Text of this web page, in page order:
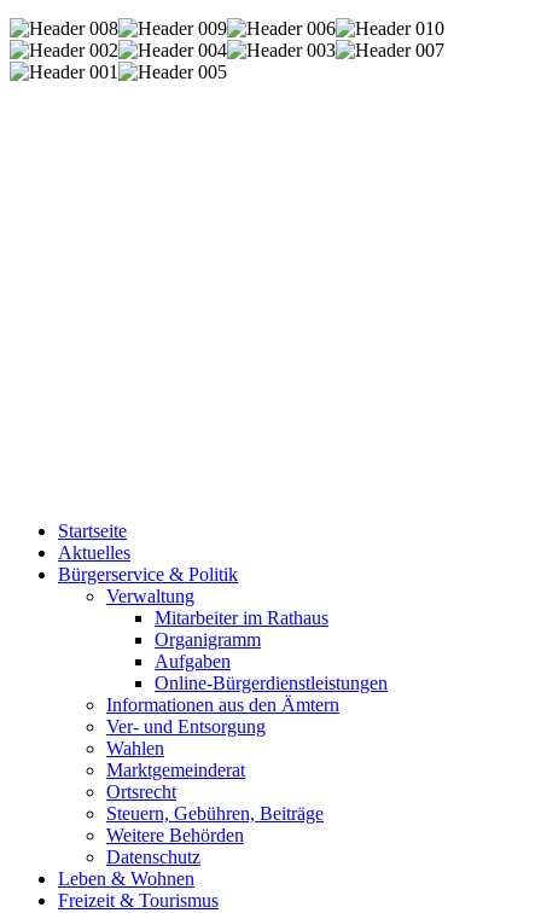
Startseite
Aktuelles
Bürgerservice & Politik
Verwaltung
Mitarbeiter im Rathaus
Organigramm
Aufgaben
Online-Bürgerdienstleistungen
Informationen aus den Ämtern
Ver- und Entsorgung
Wahlen
Marktgemeinderat
Ortsrecht
Steuern, Gebühren, Beiträge
Weitere Behörden
Datenschutz
Leben & Wohnen
Freizeit & Tourismus